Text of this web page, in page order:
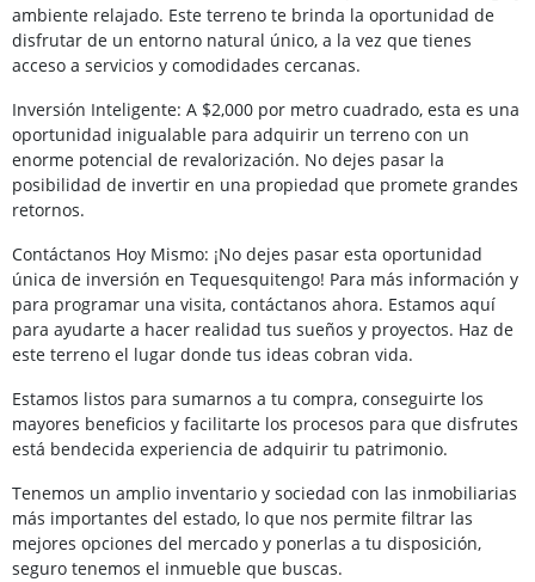
ambiente relajado. Este terreno te brinda la oportunidad de
disfrutar de un entorno natural único, a la vez que tienes
acceso a servicios y comodidades cercanas.
Inversión Inteligente: A $2,000 por metro cuadrado, esta es una
oportunidad inigualable para adquirir un terreno con un
enorme potencial de revalorización. No dejes pasar la
posibilidad de invertir en una propiedad que promete grandes
retornos.
Contáctanos Hoy Mismo: ¡No dejes pasar esta oportunidad
única de inversión en Tequesquitengo! Para más información y
para programar una visita, contáctanos ahora. Estamos aquí
para ayudarte a hacer realidad tus sueños y proyectos. Haz de
este terreno el lugar donde tus ideas cobran vida.
Estamos listos para sumarnos a tu compra, conseguirte los
mayores beneficios y facilitarte los procesos para que disfrutes
está bendecida experiencia de adquirir tu patrimonio.
Tenemos un amplio inventario y sociedad con las inmobiliarias
más importantes del estado, lo que nos permite filtrar las
mejores opciones del mercado y ponerlas a tu disposición,
seguro tenemos el inmueble que buscas.